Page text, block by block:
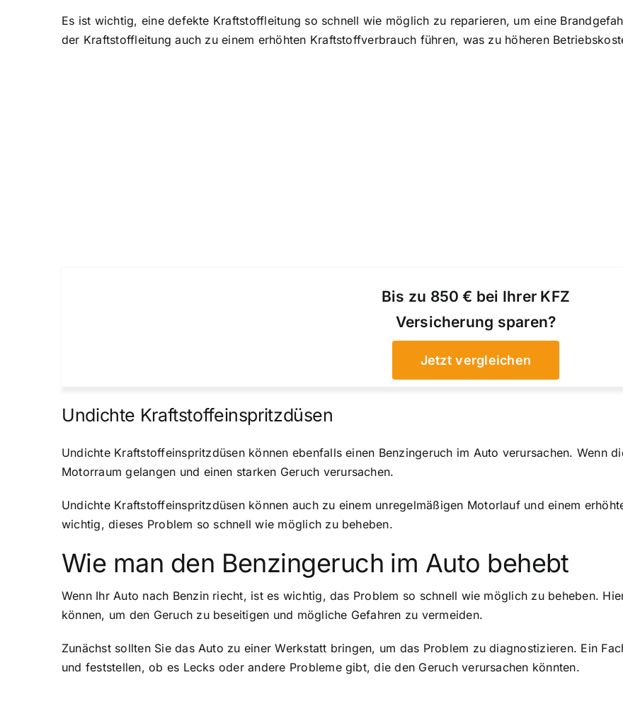
Es ist wichtig, eine defekte Kraftstoffleitung so schnell wie möglich zu reparieren, um eine
der Kraftstoffleitung auch zu einem erhöhten Kraftstoffverbrauch führen, was zu höheren
Bis zu 850 € bei Ihrer KFZ
Versicherung sparen?
Jetzt vergleichen
Undichte Kraftstoffeinspritzdüsen
Undichte Kraftstoffeinspritzdüsen können ebenfalls einen Benzingeruch im Auto verursachen. Wenn
Motorraum gelangen und einen starken Geruch verursachen.
Undichte Kraftstoffeinspritzdüsen können auch zu einem unregelmäßigen Motorlauf und einem
wichtig, dieses Problem so schnell wie möglich zu beheben.
Wie man den Benzingeruch im Auto behebt
Wenn Ihr Auto nach Benzin riecht, ist es wichtig, das Problem so schnell wie möglich zu beheben.
können, um den Geruch zu beseitigen und mögliche Gefahren zu vermeiden.
Zunächst sollten Sie das Auto zu einer Werkstatt bringen, um das Problem zu diagnostizieren. Ein
und feststellen, ob es Lecks oder andere Probleme gibt, die den Geruch verursachen könnten.